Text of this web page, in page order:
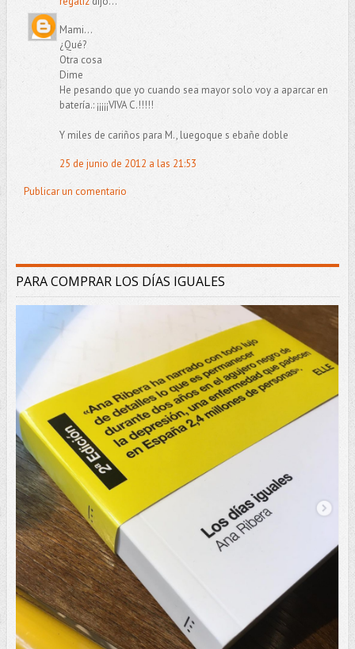
Mami…
¿Qué?
Otra cosa
Dime
He pesando que yo cuando sea mayor solo voy a aparcar en
batería.: ¡¡¡¡¡VIVA C.!!!!!
Y miles de cariños para M., luegoque s ebañe doble
25 de junio de 2012 a las 21:53
Publicar un comentario
PARA COMPRAR LOS DÍAS IGUALES